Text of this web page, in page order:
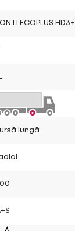
ECOPLUS HD3+
lungă